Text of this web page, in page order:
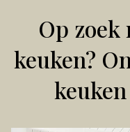
Op zoek
keuken?